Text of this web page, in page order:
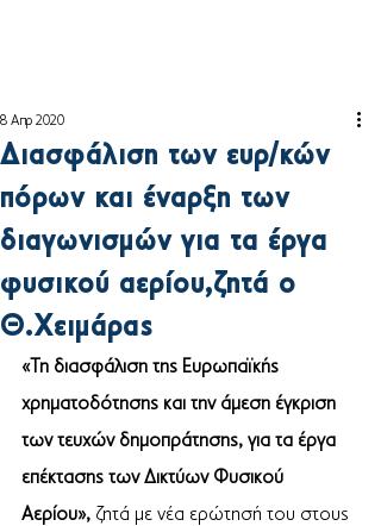
Διασφάλιση των ευρ/κών
πόρων και έναρξη των
διαγωνισμών για τα έργα
φυσικού αερίου,ζητά ο
Θ.Χειμάρας
8 Απρ 2020
«Τη διασφάλιση της Ευρωπαϊκής
χρηματοδότησης και την άμεση έγκριση
των τευχών δημοπράτησης, για τα έργα
επέκτασης των Δικτύων Φυσικού
Αερίου», ζητά με νέα ερώτησή του στους